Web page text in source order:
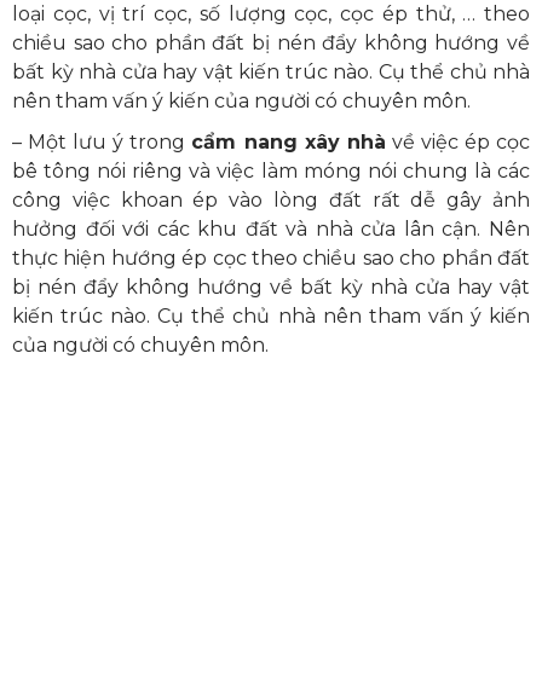
loại cọc, vị trí cọc, số lượng cọc, cọc ép thử, … theo
chiều sao cho phần đất bị nén đẩy không hướng về
bất kỳ nhà cửa hay vật kiến trúc nào. Cụ thể chủ nhà
nên tham vấn ý kiến của người có chuyên môn.
– Một lưu ý trong cẩm nang xây nhà về việc ép cọc
bê tông nói riêng và việc làm móng nói chung là các
công việc khoan ép vào lòng đất rất dễ gây ảnh
hưởng đối với các khu đất và nhà cửa lân cận. Nên
thực hiện hướng ép cọc theo chiều sao cho phần đất
bị nén đẩy không hướng về bất kỳ nhà cửa hay vật
kiến trúc nào. Cụ thể chủ nhà nên tham vấn ý kiến
của người có chuyên môn.